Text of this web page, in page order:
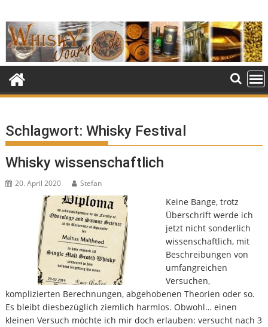
to
content
Schlagwort:Whisky Festival
Whisky wissenschaftlich
20. April 2020 Stefan
Keine Bange, trotz
Überschrift werde ich
jetzt nicht sonderlich
wissenschaftlich, mit
Beschreibungen von
umfangreichen
Versuchen,
komplizierten Berechnungen, abgehobenen Theorien oder so.
Es bleibt diesbezüglich ziemlich harmlos. Obwohl… einen
kleinen Versuch möchte ich mir doch erlauben: versucht nach 3